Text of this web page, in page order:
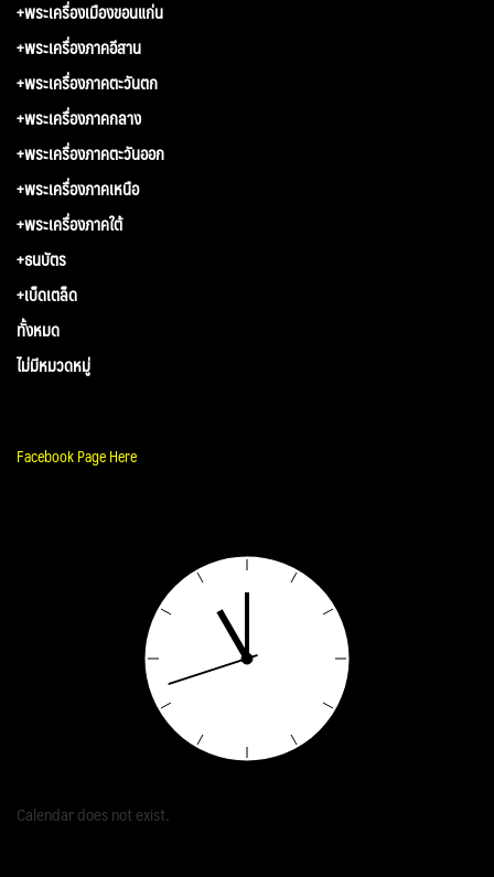
+พระเครื่องเมืองขอนแก่น
+พระเครื่องภาคอีสาน
+พระเครื่องภาคตะวันตก
+พระเครื่องภาคกลาง
+พระเครื่องภาคตะวันออก
+พระเครื่องภาคเหนือ
+พระเครื่องภาคใต้
+ธนบัตร
+เบ็ดเตล็ด
ทั้งหมด
ไม่มีหมวดหมู่
Facebook Page Here
Calendar does not exist.